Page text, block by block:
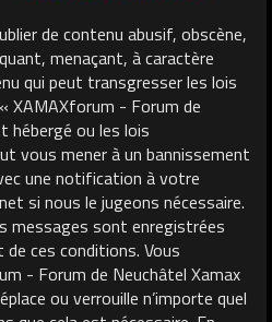
de contenu abusif, obscène,
menaçant, à caractère
qui peut transgresser les lois
XAMAXforum - Forum de
hébergé ou les lois
vous mener à un bannissement
une notification à votre
si nous le jugeons nécessaire.
messages sont enregistrées
ces conditions. Vous
- Forum de Neuchâtel Xamax
ou verrouille n’importe quel